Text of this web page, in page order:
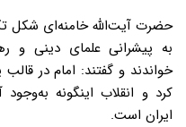
حضرت آیت‌الله خامنه‌ای شکل
به پیشرانی علمای دینی و
خواندند و گفتند: امام در
کرد و انقلاب اینگونه
ایران است.